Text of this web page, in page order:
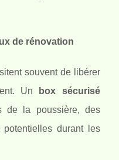
de rénovation
souvent de libérer
Un
box sécurisé
de la poussière, des
durant les